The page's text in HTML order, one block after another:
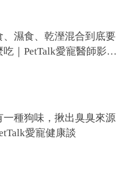
、濕食、乾溼混合到底要
吃｜PetTalk愛寵醫師影片
一種狗味，揪出臭臭來源
愛寵健康談